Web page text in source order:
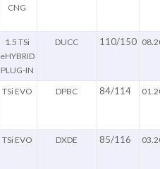
CNG
1.5 TSi
eHYBRID
PLUG-IN
DUCC 110/150
TSi EVO DPBC 84/114
TSi EVO DXDE 85/116